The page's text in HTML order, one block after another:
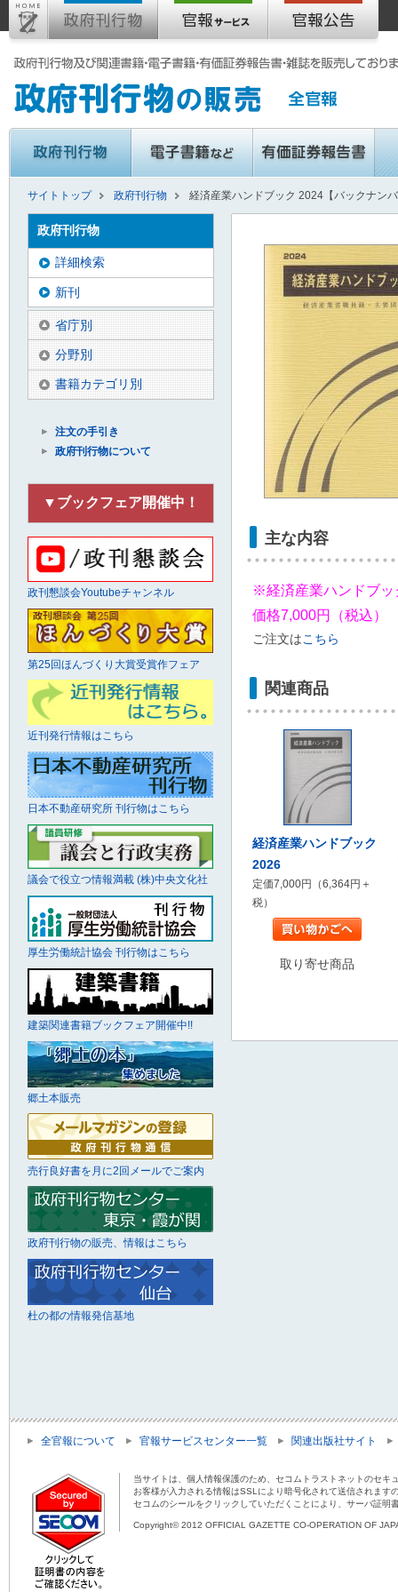
サイトトップ 政府刊行物 経済産業ハンドブック 2024【バックナン
主な内容
※経済産業ハンドブ
価格7,000円（税込）
ご注文はこちら
関連商品
経済産業ハンドブック
2026
定価7,000円（6,364円＋
税）
取り寄せ商品
政府刊行物
詳細検索
新刊
省庁別
分野別
書籍カテゴリ別
注文の手引き
政府刊行物について
▼ブックフェア開催中！
政刊懇談会Youtubeチャンネル
第25回ほんづくり大賞受賞作フェア
近刊発行情報はこちら
日本不動産研究所 刊行物はこちら
議会で役立つ情報満載 (株)中央文化社
厚生労働統計協会 刊行物はこちら
建築関連書籍ブックフェア開催中!!
郷土本販売
売行良好書を月に2回メールでご案内
政府刊行物の販売、情報はこちら
杜の都の情報発信基地
全官報について 官報サービスセンター一覧 関連出版社サイト
当サイトは、個人情報保護のため、セコムトラストネットのセキ
お客様が入力される情報はSSLにより暗号化されて送信されま
セコムのシールをクリックしていただくことにより、サーバ証明
Copyright© 2012 OFFICIAL GAZETTE CO-OPERATION OF